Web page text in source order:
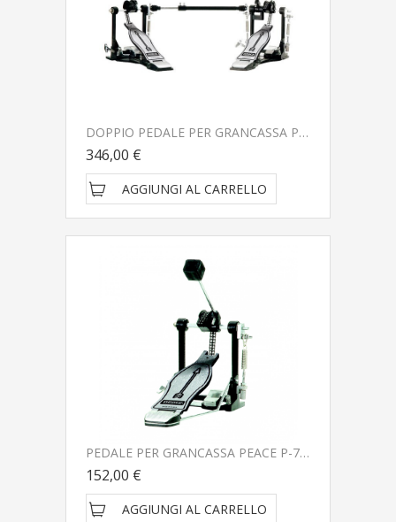
DOPPIO PEDALE PER GRANCASSA PEACE P-850DC
346,00 €
AGGIUNGI AL CARRELLO
PEDALE PER GRANCASSA PEACE P-7910DC-U
152,00 €
AGGIUNGI AL CARRELLO